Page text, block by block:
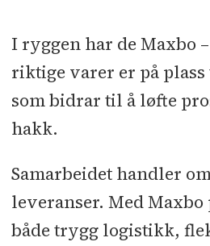
journalister eller
en distribusjonskanal
innholdsmateriell.
I ryggen har de Maxbo
riktige varer er på
som bidrar til å løfte
hakk.
Samarbeidet handler
leveranser. Med Maxbo
både trygg logistikk,